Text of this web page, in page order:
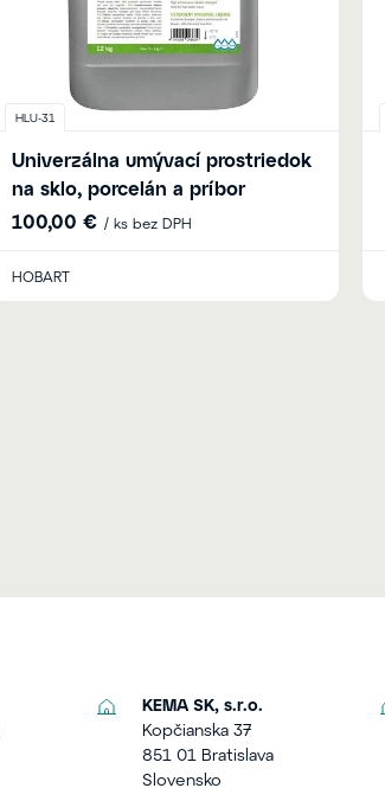
HLU-31
Univerzálna umývací prostriedok
na sklo, porcelán a príbor
100,00 € / ks bez DPH
HOBART
KEMA SK, s.r.o.
Kopčianska 37
851 01 Bratislava
Slovensko